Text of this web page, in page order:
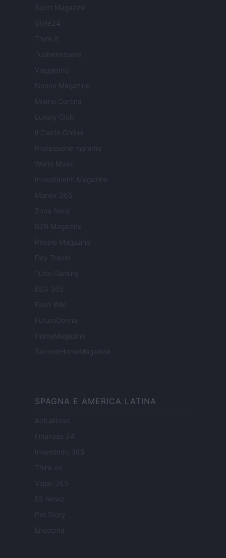
Sport Magazine
Style24
Think.it
Tuobenessere
Viaggiamo
Nonne Magazine
Milano Cortina
Luxury Club
Il Calcio Online
Professione mamma
World Music
Investimenti Magazine
Money 365
Zona Nerd
B2B Magazine
People Magazine
Day Travel
Tutto Gaming
ESG 365
Food Wiki
FuturoDonna
HomeMagazine
SecondHomeMagazine
SPAGNA E AMERICA LATINA
Actualidad
Finanzas 24
Investindo 365
Think.es
Viajar 365
ES Newz
Pet Story
Encocina